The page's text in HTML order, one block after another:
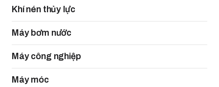
Khí nén thủy lực
Máy bơm nước
Máy công nghiệp
Máy móc